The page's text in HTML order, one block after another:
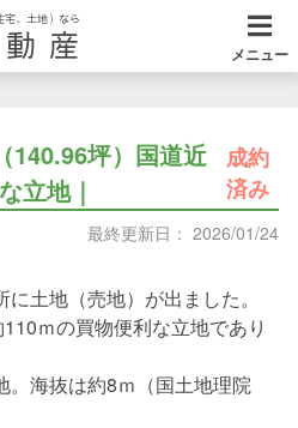
宅、土地）なら
産 メニュー
140.96坪）国道近
立地｜
成約
済み
最終更新日： 2026/01/24
土地（売地）が出ました。
ｍの買物便利な立地であり
。海抜は約8ｍ（国土地理院